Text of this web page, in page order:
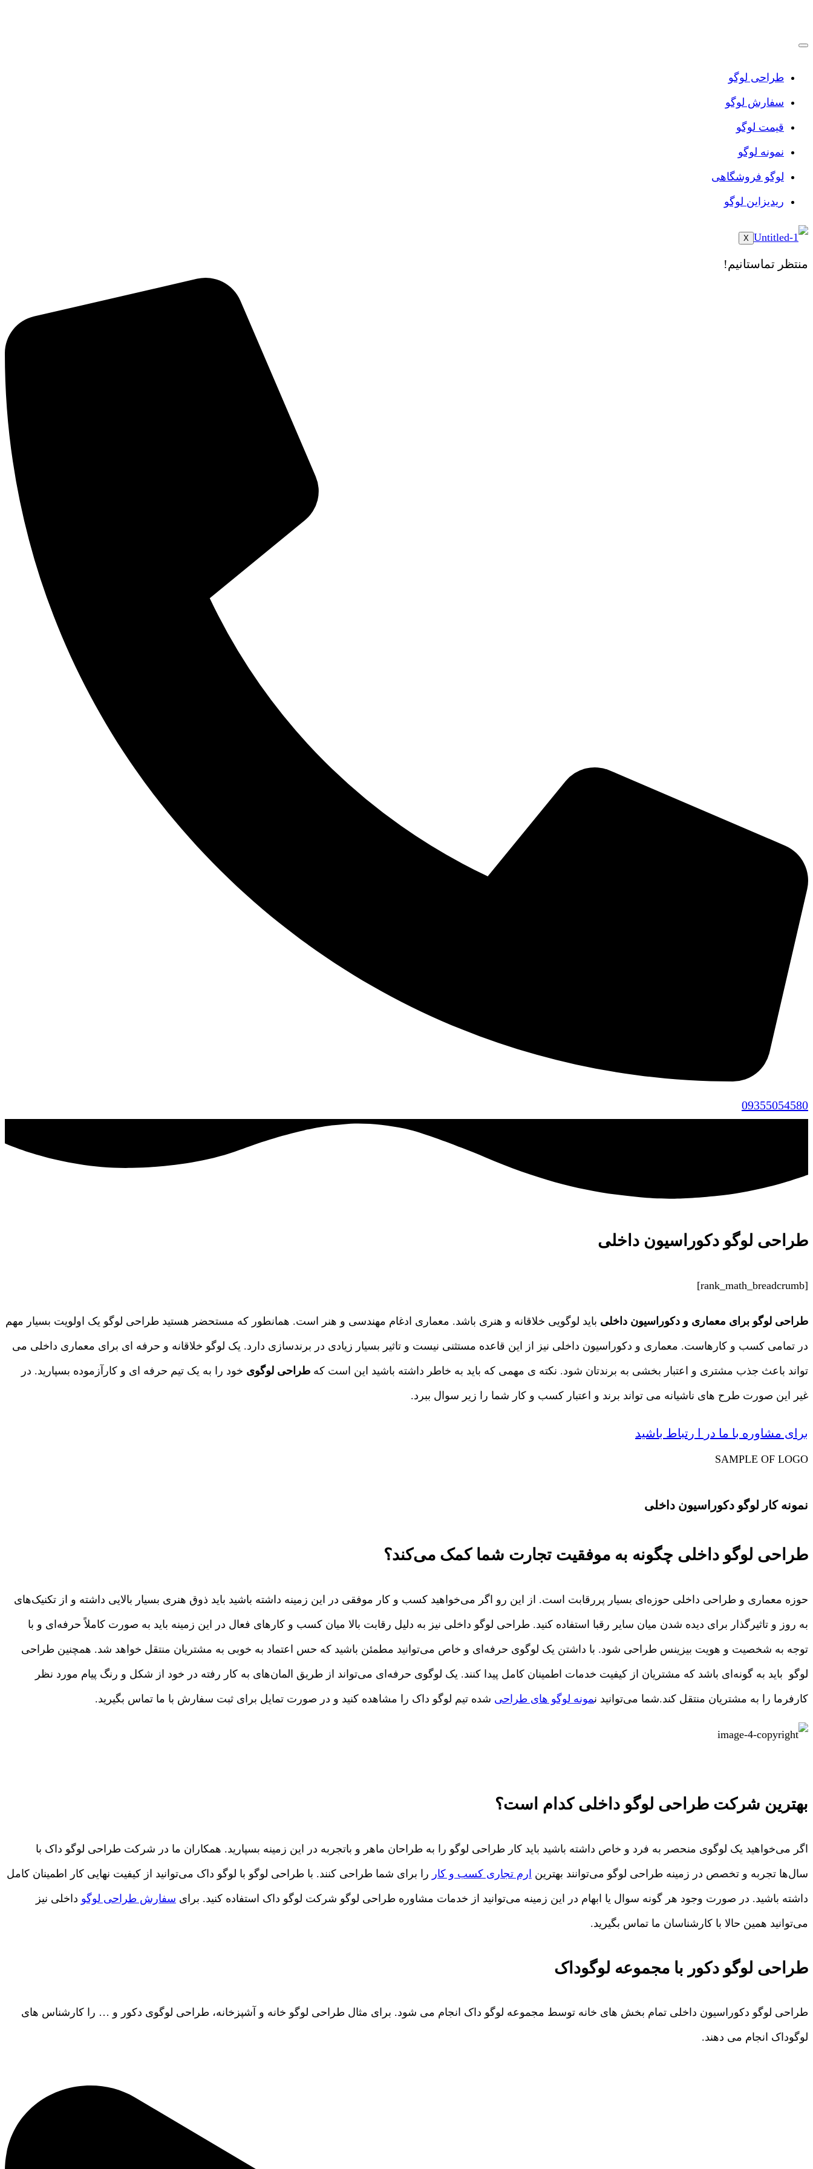
طراحی لوگو
سفارش لوگو
قیمت لوگو
نمونه لوگو
لوگو فروشگاهی
ریدیزاین لوگو
X
منتظر تماستانیم!
09355054580
طراحی لوگو دکوراسیون داخلی
[rank_math_breadcrumb]
طراحی لوگو برای معماری و دکوراسیون داخلی باید لوگویی خلاقانه و هنری باشد. معماری ادغام مهندسی و هنر است. همانطور که مستحضر هستید طراحی لوگو یک اولویت بسیار مهم
در تمامی کسب و کارهاست. معماری و دکوراسیون داخلی نیز از این قاعده مستثنی نیست و تاثیر بسیار زیادی در برندسازی دارد. یک لوگو خلاقانه و حرفه ای برای معماری داخلی می
تواند باعث جذب مشتری و اعتبار بخشی به برندتان شود. نکته ی مهمی که باید به خاطر داشته باشید این است که طراحی لوگوی خود را به یک تیم حرفه ای و کارآزموده بسپارید. در
غیر این صورت طرح های ناشیانه می تواند برند و اعتبار کسب و کار شما را زیر سوال ببرد.
برای مشاوره با ما در ا رتباط باشید
SAMPLE OF LOGO
نمونه کار لوگو دکوراسیون داخلی
طراحی لوگو داخلی چگونه به موفقیت تجارت شما کمک می‌کند؟
حوزه معماری و طراحی داخلی حوزه‌ای بسیار پررقابت است. از این رو اگر می‌خواهید کسب و کار موفقی در این زمینه داشته باشید باید ذوق هنری بسیار بالایی داشته و از تکنیک‌های
به روز و تاثیرگذار برای دیده شدن میان سایر رقبا استفاده کنید. طراحی لوگو داخلی نیز به دلیل رقابت بالا میان کسب و کارهای فعال در این زمینه باید به صورت کاملاً حرفه‌ای و با
توجه به شخصیت و هویت بیزینس طراحی شود. با داشتن یک لوگوی حرفه‌ای و خاص می‌توانید مطمئن باشید که حس اعتماد به خوبی به مشتریان منتقل خواهد شد. همچنین طراحی
لوگو باید به گونه‌ای باشد که مشتریان از کیفیت خدمات اطمینان کامل پیدا کنند. یک لوگوی حرفه‌ای می‌تواند از طریق المان‌های به کار رفته در خود از شکل و رنگ پیام مورد نظر
کارفرما را به مشتریان منتقل کند.شما می‎‌توانید ن مونه لوگو های طراحی شده تیم لوگو داک را مشاهده کنید و در صورت تمایل برای ثبت سفارش با ما تماس بگیرید.
بهترین شرکت طراحی لوگو داخلی کدام است؟
اگر می‌خواهید یک لوگوی منحصر به فرد و خاص داشته باشید باید کار طراحی لوگو را به طراحان ماهر و باتجربه در این زمینه بسپارید. همکاران ما در شرکت طراحی لوگو داک با
سال‌ها تجربه و تخصص در زمینه طراحی لوگو می‌توانند بهترین ارم تجاری کسب و کار را برای شما طراحی کنند. با طراحی لوگو با لوگو داک می‌توانید از کیفیت نهایی کار اطمینان کامل
داشته باشید. در صورت وجود هر گونه سوال یا ابهام در این زمینه می‌توانید از خدمات مشاوره طراحی لوگو شرکت لوگو داک استفاده کنید. برای سفارش طراحی لوگو داخلی نیز
می‌توانید همین حالا با کارشناسان ما تماس بگیرید.
طراحی لوگو دکور با مجموعه لوگوداک
طراحی لوگو دکوراسیون داخلی تمام بخش های خانه توسط مجموعه لوگو داک انجام می شود. برای مثال طراحی لوگو خانه و آشپزخانه، طراحی لوگوی دکور و … را کارشناس های
لوگوداک انجام می دهند.